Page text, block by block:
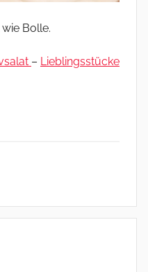
Bolle.
– Lieblingsstücke